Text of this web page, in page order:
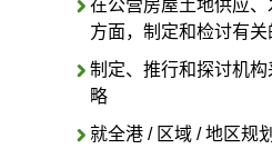
在公营房屋土地供应
方面，制定和检讨有
制定、推行和探讨机
略
就全港 / 区域 / 地区规